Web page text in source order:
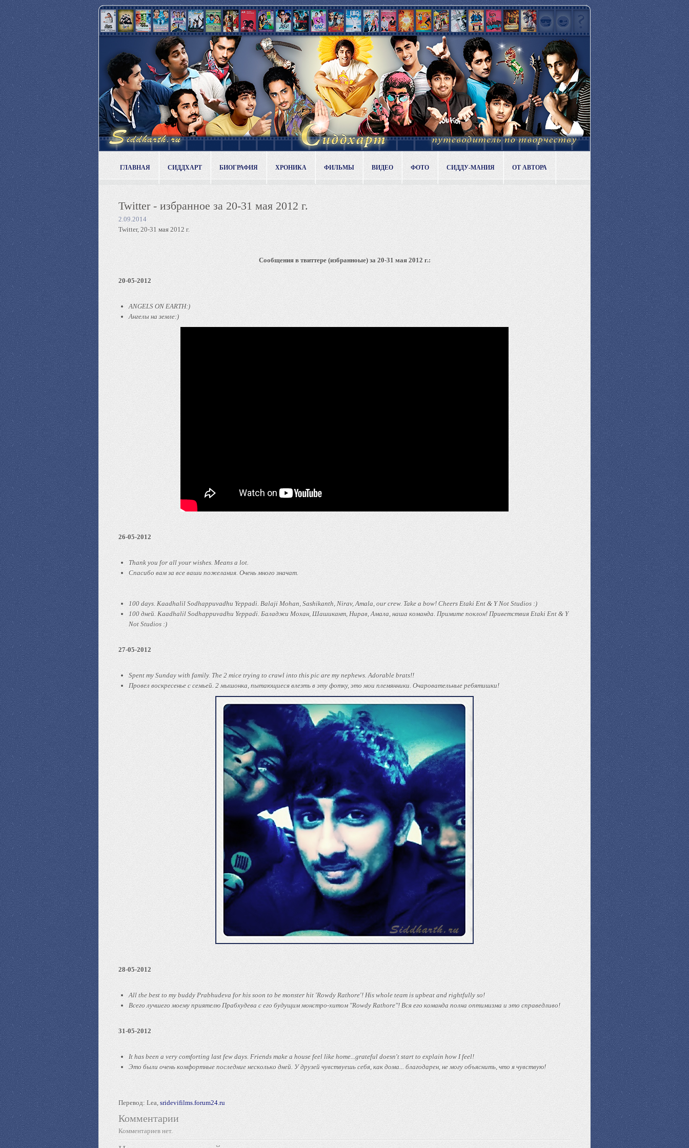
ГЛАВНАЯ СИДДХАРТ БИОГРАФИЯ ХРОНИКА ФИЛЬМЫ ВИДЕО ФОТО СИДДУ-МАНИЯ ОТ АВТОРА
Twitter - избранное за 20-31 мая 2012 г.
2.09.2014
Twitter, 20-31 мая 2012 г.
Сообщения в твиттере (избранноые) за 20-31 мая 2012 г.:
20-05-2012
ANGELS ON EARTH:)
Ангелы на земле:)
26-05-2012
Thank you for all your wishes. Means a lot.
Спасибо вам за все ваши пожелания. Очень много значат.
100 days. Kaadhalil Sodhappuvadhu Yeppadi. Balaji Mohan, Sashikanth, Nirav, Amala, our crew. Take a bow! Cheers Etaki Ent & Y Not Studios :)
100 дней. Kaadhalil Sodhappuvadhu Yeppadi. Баладжи Мохан, Шашикант, Нирав, Амала, наша команда. Примите поклон! Приветствия Etaki Ent & Y
Not Studios :)
27-05-2012
Spent my Sunday with family. The 2 mice trying to crawl into this pic are my nephews. Adorable brats!!
Провел воскресенье с семьей. 2 мышонка, пытающиеся влезть в эту фотку, это мои племянники. Очаровательные ребятишки!
28-05-2012
All the best to my buddy Prabhudeva for his soon to be monster hit 'Rowdy Rathore'! His whole team is upbeat and rightfully so!
Всего лучшего моему приятелю Прабхудева с его будущим монстро-хитом "Rowdy Rathore"! Вся его команда полна оптимизма и это справедливо!
31-05-2012
It has been a very comforting last few days. Friends make a house feel like home...grateful doesn't start to explain how I feel!
Это были очень комфортные последние несколько дней. У друзей чувствуешь себя, как дома... благодарен, не могу объяснить, что я чувствую!
Перевод: Lea, sridevifilms.forum24.ru
Комментарии
Комментариев нет.